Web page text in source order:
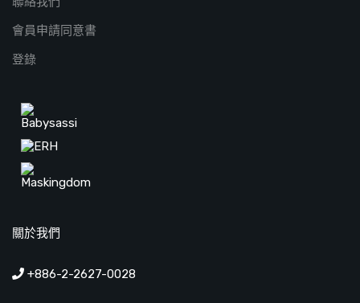
會員申請同意書
登錄
關於我們
+886-2-2627-0028